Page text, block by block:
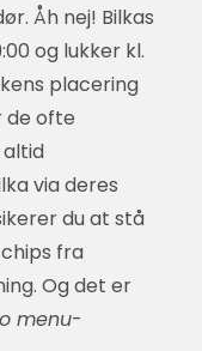
Åh nej! Bilkas
og lukker kl.
placering
de ofte
via deres
du at stå
fra
Og det er
menu-